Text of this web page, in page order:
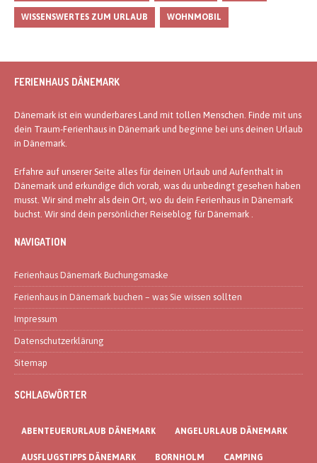
WISSENSWERTES ZUM URLAUB WOHNMOBIL
FERIENHAUS DÄNEMARK
Dänemark ist ein wunderbares Land mit tollen Menschen. Finde mit uns
dein Traum-Ferienhaus in Dänemark und beginne bei uns deinen Urlaub
in Dänemark.
Erfahre auf unserer Seite alles für deinen Urlaub und Aufenthalt in
Dänemark und erkundige dich vorab, was du unbedingt gesehen haben
musst. Wir sind mehr als dein Ort, wo du dein Ferienhaus in Dänemark
buchst. Wir sind dein persönlicher Reiseblog für Dänemark .
NAVIGATION
Ferienhaus Dänemark Buchungsmaske
Ferienhaus in Dänemark buchen – was Sie wissen sollten
Impressum
Datenschutzerklärung
Sitemap
SCHLAGWÖRTER
ABENTEUERURLAUB DÄNEMARK ANGELURLAUB DÄNEMARK
AUSFLUGSTIPPS DÄNEMARK BORNHOLM CAMPING